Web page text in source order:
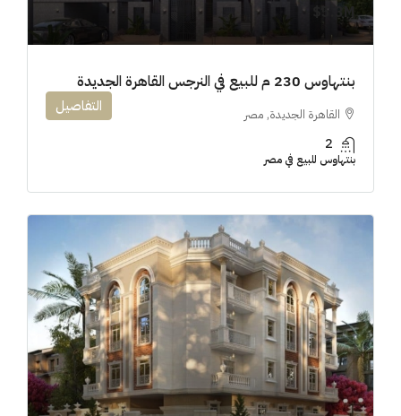
5.3M$
بنتهاوس 230 م للبيع في النرجس القاهرة الجديدة
القاهرة الجديدة, مصر
2
بنتهاوس للبيع في مصر
التفاصيل